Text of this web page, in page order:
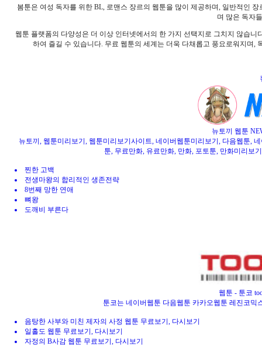
봄툰은 여성 독자를 위한 BL, 로맨스 장르의 웹툰을 많이 제공하며, 일반적인
며 많은 독자
웹툰 플랫폼의 다양성은 더 이상 인터넷에서의 한 가지 선택지로 그치지 않습
하여 즐길 수 있습니다. 무료 웹툰의 세계는 더욱 다채롭고 풍요로워지며
뉴토끼 웹툰
뉴토끼, 웹툰미리보기, 웹툰미리보기사이트, 네이버웹툰미리보기, 다음웹툰,
툰, 무료만화, 유료만화, 만화, 포토툰, 만화미리보
찐한 고백
전생마왕의 합리적인 생존전략
8번째 망한 연애
뼈왕
도깨비 부른다
웹툰 - 툰코
툰코는 네이버웹툰 다음웹툰 카카오웹툰 레진코
음탕한 사부와 미친 제자의 사정 웹툰 무료보기, 다시보기
일홀도 웹툰 무료보기, 다시보기
자정의 B사감 웹툰 무료보기, 다시보기